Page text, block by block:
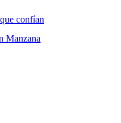
confían
Manzana